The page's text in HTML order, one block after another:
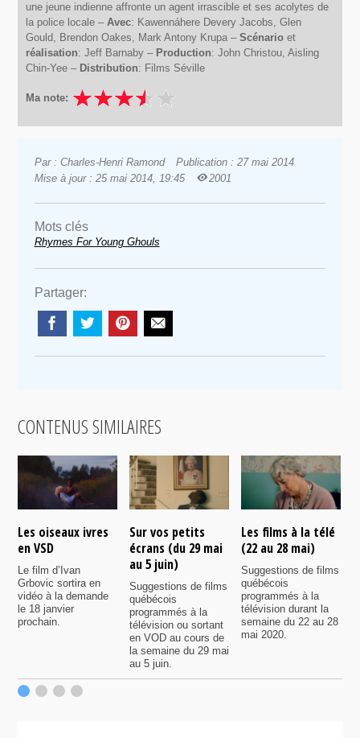
une jeune indienne affronte un agent irrascible et ses acolytes de
la police locale –Avec: Kawennáhere Devery Jacobs, Glen
Gould, Brendon Oakes, Mark Antony Krupa –Scénario et
réalisation: Jeff Barnaby – Production: John Christou, Aisling
Chin-Yee – Distribution: Films Séville
Ma note:
Par : Charles-Henri Ramond
Publication : 27 mai 2014
Mise à jour : 25 mai 2014, 19:45
2001
Mots clés
Rhymes For Young Ghouls
Partager:
CONTENUS SIMILAIRES
Les oiseaux ivres
en VSD
Le film d’Ivan
Grbovic sortira en
vidéo à la demande
le 18 janvier
prochain.
Sur vos petits
écrans (du 29 mai
au 5 juin)
Suggestions de films
québécois
programmés à la
télévision ou sortant
en VOD au cours de
la semaine du 29 mai
au 5 juin.
Les films à la télé
(22 au 28 mai)
Suggestions de films
québécois
programmés à la
télévision durant la
semaine du 22 au 28
mai 2020.